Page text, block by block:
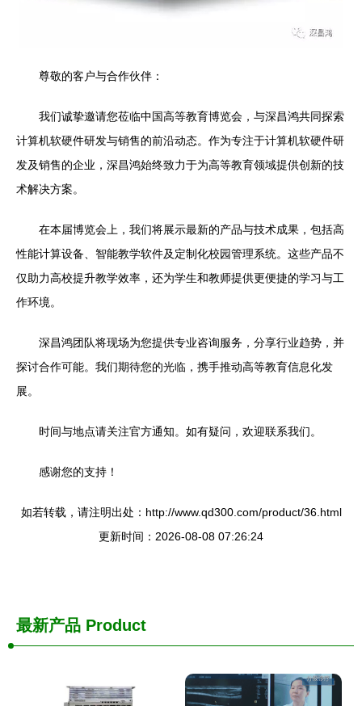
尊敬的客户与合作伙伴：
我们诚挚邀请您莅临中国高等教育博览会，与深昌鸿共同探索
计算机软硬件研发与销售的前沿动态。作为专注于计算机软硬件研
发及销售的企业，深昌鸿始终致力于为高等教育领域提供创新的技
术解决方案。
在本届博览会上，我们将展示最新的产品与技术成果，包括高
性能计算设备、智能教学软件及定制化校园管理系统。这些产品不
仅助力高校提升教学效率，还为学生和教师提供更便捷的学习与工
作环境。
深昌鸿团队将现场为您提供专业咨询服务，分享行业趋势，并
探讨合作可能。我们期待您的光临，携手推动高等教育信息化发
展。
时间与地点请关注官方通知。如有疑问，欢迎联系我们。
感谢您的支持！
如若转载，请注明出处：http://www.qd300.com/product/36.html
更新时间：2026-08-08 07:26:24
最新产品 Product